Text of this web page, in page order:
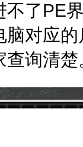
不了PE
脑对应
查询清楚